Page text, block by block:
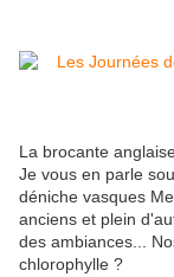
La brocante
Je vous en parle
déniche vasques
anciens et plein
des ambiances...
chlorophylle ?